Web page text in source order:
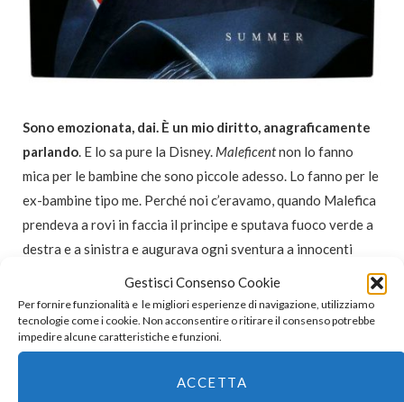
Gestisci Consenso Cookie
Per fornire funzionalità e le migliori esperienze di navigazione, utilizziamo
tecnologie come i cookie. Non acconsentire o ritirare il consenso potrebbe
impedire alcune caratteristiche e funzioni.
ACCETTA
Sono emozionata, dai. È un mio diritto, anagraficamente
parlando. E lo sa pure la Disney. Maleficentnon lo fanno
mica per le bambine che sono piccole adesso. Lo fanno per le
ex-bambine tipo me. Perché noi c’eravamo, quando Malefica
prendeva a rovi in faccia il principe e sputava fuoco verde a
destra e a sinistra e augurava ogni sventura a innocenti
principessine neonate. E le entrate ad effetto? Parliamone.
Prima di vederla sul serio, c’erano sempre almeno cinque
minuti di questa ombra lunga e cornuta che si avvicinava,
implacabile.